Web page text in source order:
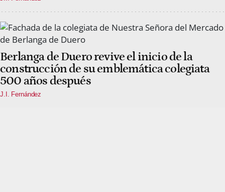
Berlanga de Duero revive el inicio de la
construcción de su emblemática colegiata
500 años después
J.I. Fernández